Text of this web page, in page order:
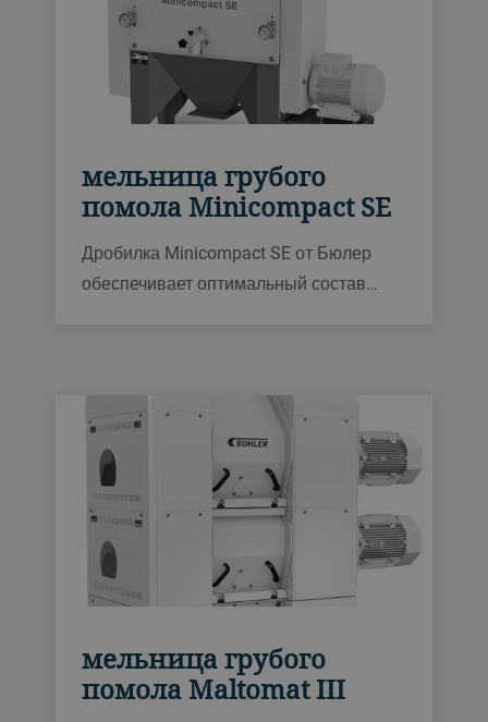
мельница грубого
помола Minicompact SE
Дробилка Minicompact SE от Бюлер
обеспечивает оптимальный состав
способностью при компактном размере
и обрабатывает солод, ячмень,
дробленый или шлифованный рис,
сорго и кукурузную крупу.
мельница грубого
помола Maltomat III